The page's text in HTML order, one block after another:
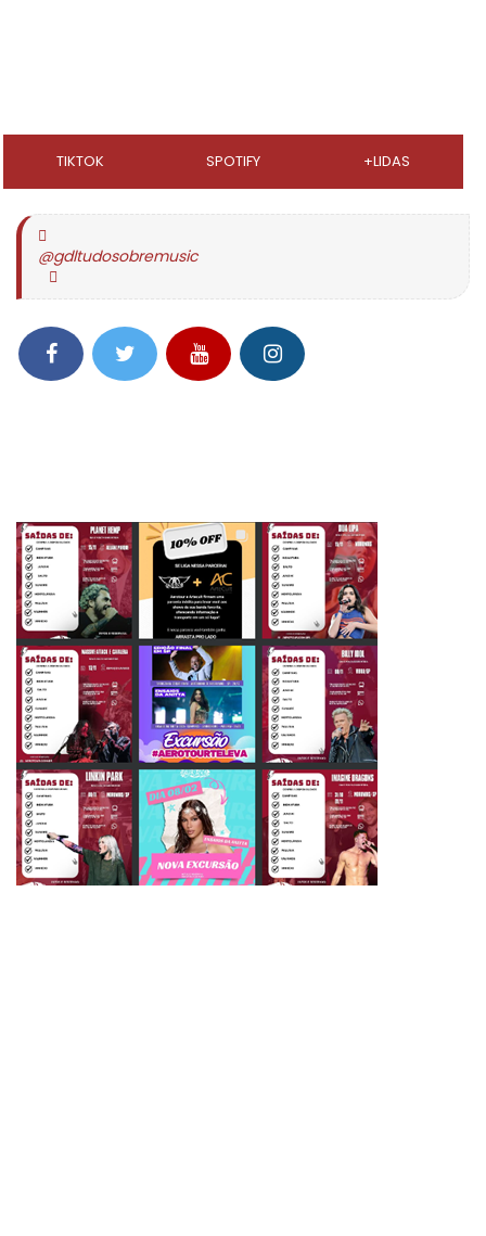
TIKTOK SPOTIFY +LIDAS
@gdltudosobremusic